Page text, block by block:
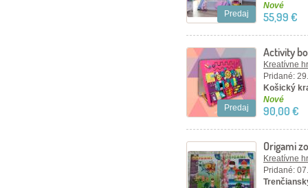
Predaj
Nové
55,99 €
Predaj
Activity
Kreatívne
Pridané:
Košický
Nové
90,00 €
Origami
Kreatívne
Pridané: